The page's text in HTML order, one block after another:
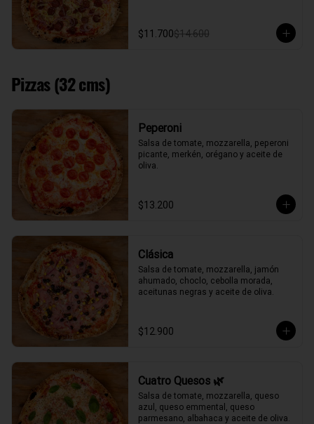
$11.700$14.600
Pizzas (32 cms)
Peperoni
Salsa de tomate, mozzarella, peperoni
picante, merkén, orégano y aceite de
oliva.
$13.200
Clásica
Salsa de tomate, mozzarella, jamón
ahumado, choclo, cebolla morada,
aceitunas negras y aceite de oliva.
$12.900
Cuatro Quesos 🌿
Salsa de tomate, mozzarella, queso
azul, queso emmental, queso
parmesano, albahaca y aceite de oliva.